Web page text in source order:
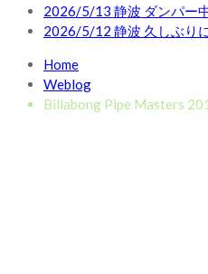
2026/5/13 静波 ダンパー
2026/5/12 静波 久しぶり
Home
Weblog
Billabong Pipe Masters